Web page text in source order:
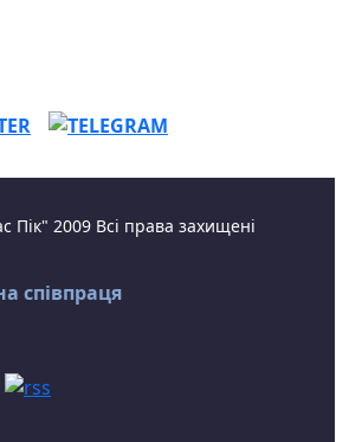
Пік" 2009 Всі права захищені
співпраця